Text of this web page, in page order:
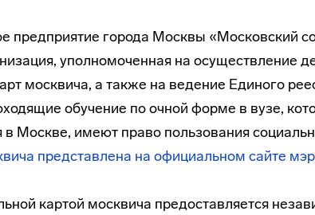
предприятие города Москвы «Московский
уполномоченная на осуществление
москвича, а также на ведение Единого
обучение по очной форме в вузе,
Москве, имеют право пользования
представлена на официальном сайте
картой москвича предоставляется